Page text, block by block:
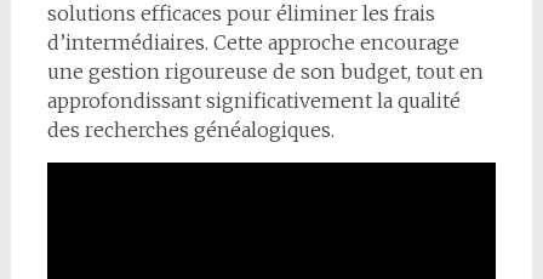
solutions efficaces pour éliminer les frais
d’intermédiaires. Cette approche encourage
une gestion rigoureuse de son budget, tout en
approfondissant significativement la qualité
des recherches généalogiques.